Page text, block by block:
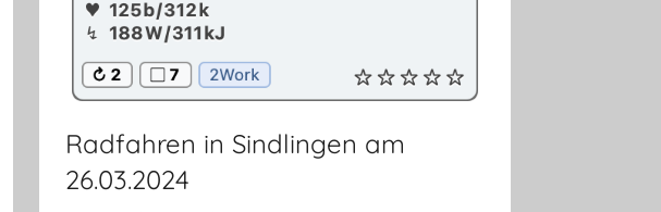
Radfahren in Sindlingen am
26.03.2024